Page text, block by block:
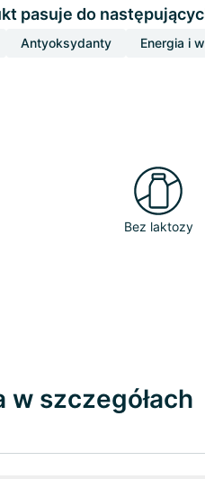
pasuje do
Antyoksydanty Energia i
Bez laktozy
szczegółach